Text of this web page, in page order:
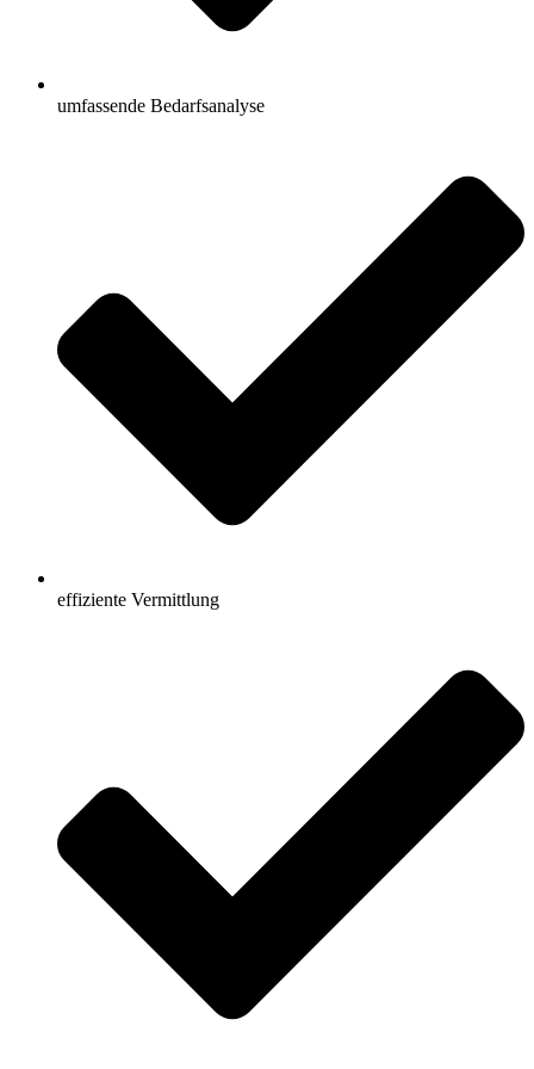
umfassende Bedarfsanalyse
effiziente Vermittlung